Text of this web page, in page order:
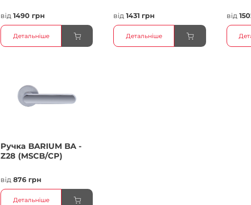
від1490 грн
Детальніше
від1431 грн
Детальніше
від
Ручка BARIUM BA -
Z28 (MSCB/CP)
від876 грн
Детальніше